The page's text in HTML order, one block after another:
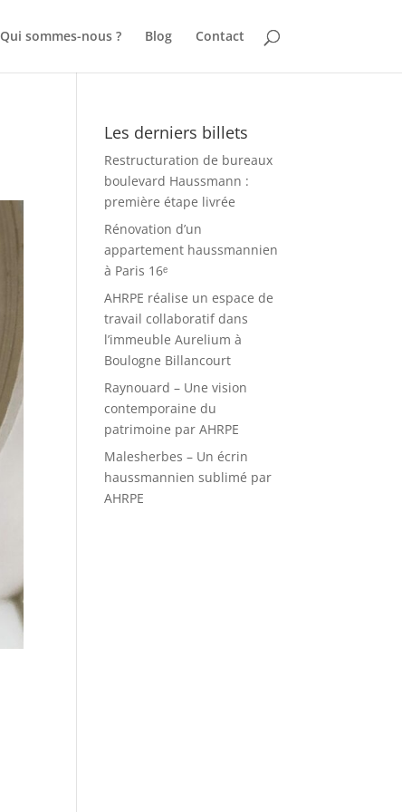
Qui sommes-nous ? Blog Contact
Les derniers billets
Restructuration de bureaux
boulevard Haussmann :
première étape livrée
Rénovation d’un
appartement haussmannien
à Paris 16ᵉ
AHRPE réalise un espace de
travail collaboratif dans
l’immeuble Aurelium à
Boulogne Billancourt
Raynouard – Une vision
contemporaine du
patrimoine par AHRPE
Malesherbes – Un écrin
haussmannien sublimé par
AHRPE